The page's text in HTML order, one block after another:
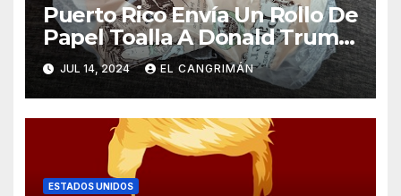
Puerto Rico Envía Un Rollo De
Papel Toalla A Donald Trump
Pa’ Que Use Las Hojas De
Curita
JUL 14, 2024 EL CANGRIMÁN
ESTADOS UNIDOS